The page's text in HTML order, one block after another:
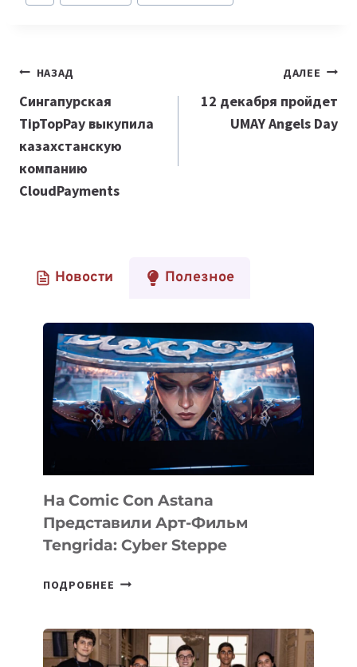
Навигация
по
записям
НАЗАД
Сингапурская
TipTopPay выкупила
казахстанскую
компанию
CloudPayments
ДАЛЕЕ
12 декабря пройдет
UMAY Angels Day
Новости Полезное
На Comic Con Astana
Представили Арт-Фильм
Tengrida: Cyber Steppe
ПОДРОБНЕЕ НА
ASTANA
ПРЕДСТАВИЛИ